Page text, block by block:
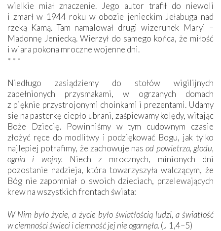
wielkie miał znaczenie. Jego autor trafił do niewoli
i zmarł w 1944 roku w obozie jenieckim Jełabuga nad
rzeką Kamą. Tam namalował drugi wizerunek Maryi –
Madonnę Jeniecką. Wierzył do samego końca, że miłość
i wiara pokona mroczne wojenne dni.
* * *
Niedługo zasiądziemy do stołów wigilijnych
zapełnionych przysmakami, w ogrzanych domach
z pięknie przystrojonymi choinkami i prezentami. Udamy
się na pasterkę ciepło ubrani, zaśpiewamy kolędy, witając
Boże Dziecię. Powinniśmy w tym cudownym czasie
złożyć ręce do modlitwy i podziękować Bogu, jak tylko
najlepiej potrafimy, że zachowuje nasod powietrza, głodu,
ognia i wojny. Niech z mrocznych, minionych dni
pozostanie nadzieja, która towarzyszyła walczącym, że
Bóg nie zapomniał o swoich dzieciach, przelewających
krew na wszystkich frontach świata:
W Nim było życie, a życie było światłością ludzi, a światłość
w ciemności świeci i ciemność jej nie ogarnęła. (J 1,4–5)